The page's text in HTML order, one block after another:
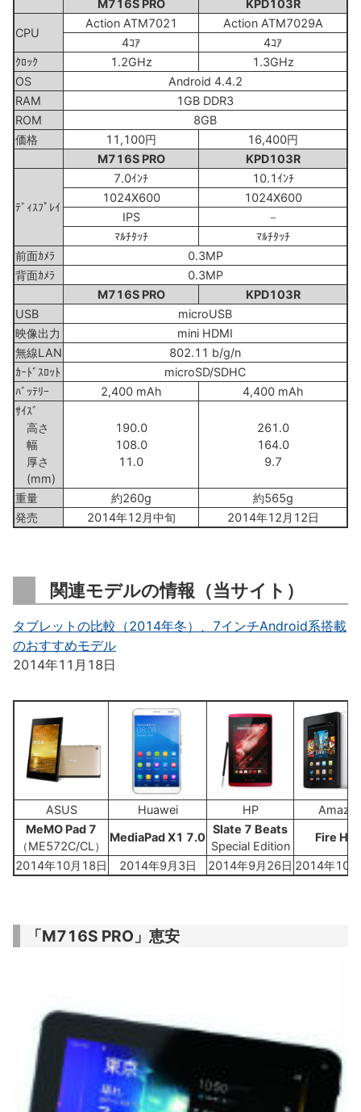
M716S PRO KPD103R
CPU
Action ATM7021
Action ATM7029A
4ｺｱ
4ｺｱ
ｸﾛｯｸ
1.2GHz
1.3GHz
OS
Android 4.4.2
RAM
1GB DDR3
ROM
8GB
価格
11,100円
16,400円
M716S PRO
KPD103R
ﾃﾞｨｽﾌﾟﾚｲ
7.0ｲﾝﾁ
10.1ｲﾝﾁ
1024X600
1024X600
IPS
－
ﾏﾙﾁﾀｯﾁ
ﾏﾙﾁﾀｯﾁ
前面ｶﾒﾗ
0.3MP
背面ｶﾒﾗ
0.3MP
M716S PRO
KPD103R
USB
microUSB
映像出力
mini HDMI
無線LAN
802.11 b/g/n
ｶｰﾄﾞｽﾛｯﾄ
microSD/SDHC
ﾊﾞｯﾃﾘｰ
2,400 mAh
4,400 mAh
ｻｲｽﾞ
高さ
幅
厚さ
(mm)
190.0
108.0
11.0
261.0
164.0
9.7
重量 約260g
約565g
発売
2014年12月中旬 2014年12月12日
関連モデルの情報（当サイト）
タブレットの比較（2014年冬）、7インチAndroid系搭載
のおすすめモデル
2014年11月18日
ASUS Huawei HP
MeMO Pad 7
（ME572C/CL）
MediaPad X1 7.0
Slate 7 Beats
Special Edition
Fire HD
2014年10月18日 2014年9月3日 2014年9月26日 2014年10
「M716S PRO」恵安